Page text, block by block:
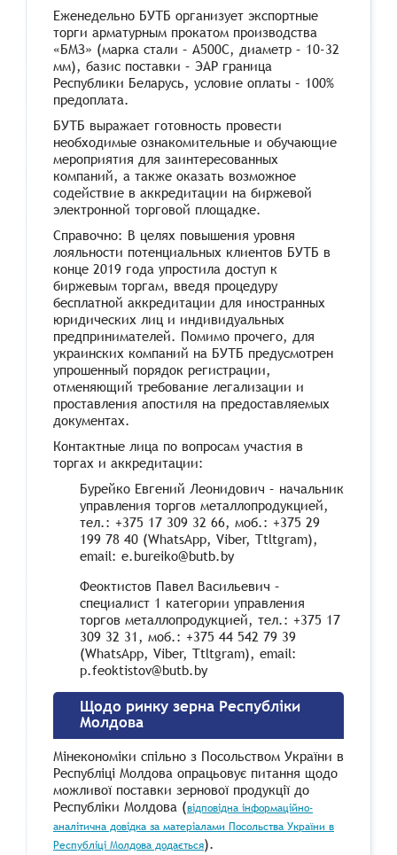
Еженедельно БУТБ организует экспортные
торги арматурным прокатом производства
«БМЗ» (марка стали – А500С, диаметр – 10-32
мм), базис поставки – ЭАР граница
Республики Беларусь, условие оплаты – 100%
предоплата.
БУТБ выражает готовность провести
необходимые ознакомительные и обучающие
мероприятия для заинтересованных
компаний, а также оказать возможное
содействие в аккредитации на биржевой
электронной торговой площадке.
Справочно: В целях повышения уровня
лояльности потенциальных клиентов БУТБ в
конце 2019 года упростила доступ к
биржевым торгам, введя процедуру
бесплатной аккредитации для иностранных
юридических лиц и индивидуальных
предпринимателей. Помимо прочего, для
украинских компаний на БУТБ предусмотрен
упрошенный порядок регистрации,
отменяющий требование легализации и
проставления апостиля на предоставляемых
документах.
Контактные лица по вопросам участия в
торгах и аккредитации:
Бурейко Евгений Леонидович – начальник
управления торгов металлопродукцией,
тел.: +375 17 309 32 66, моб.: +375 29
199 78 40 (WhatsApp, Viber, Ttltgram),
email: e.bureiko@butb.by
Феоктистов Павел Васильевич –
специалист 1 категории управления
торгов металлопродукцией, тел.: +375 17
309 32 31, моб.: +375 44 542 79 39
(WhatsApp, Viber, Ttltgram), email:
p.feoktistov@butb.by
Щодо ринку зерна Республіки
Молдова
Мінекономіки спільно з Посольством України в
Республіці Молдова опрацьовує питання щодо
можливої поставки зернової продукції до
Республіки Молдова (відповідна інформаційно-
аналітична довідка за матеріалами Посольства України в
Республіці Молдова додається).